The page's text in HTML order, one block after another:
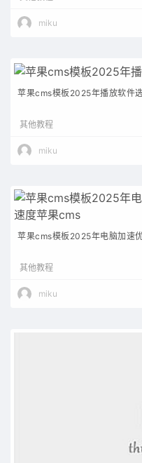
miku
苹果cms模板2025年播放软件
其他教程
miku
苹果cms模板2025年电脑加速
其他教程
miku